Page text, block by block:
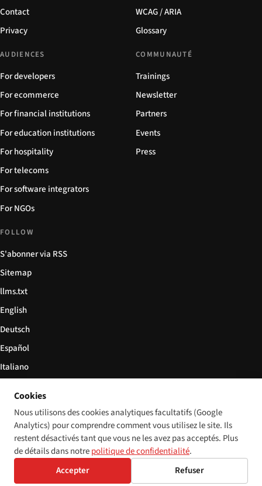
Contact
Privacy
WCAG / ARIA
Glossary
AUDIENCES
For developers
For ecommerce
For financial institutions
For education institutions
For hospitality
For telecoms
For software integrators
For NGOs
COMMUNAUTÉ
Trainings
Newsletter
Partners
Events
Press
FOLLOW
S'abonner via RSS
Sitemap
llms.txt
English
Deutsch
Español
Italiano
© 2026 Disability World. Tous droits réservés. Cookie settings
DeutschEspañol 简体中文Polski
Cookies
Nous utilisons des cookies analytiques facultatifs (Google
Analytics) pour comprendre comment vous utilisez le site. Ils
restent désactivés tant que vous ne les avez pas acceptés. Plus
de détails dans notrepolitique de confidentialité.
Accepter
Refuser